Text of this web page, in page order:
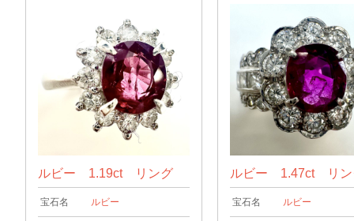
ルビー 1.19ct リング
宝石名 ルビー
ルビー 1.47ct リン
宝石名 ルビー